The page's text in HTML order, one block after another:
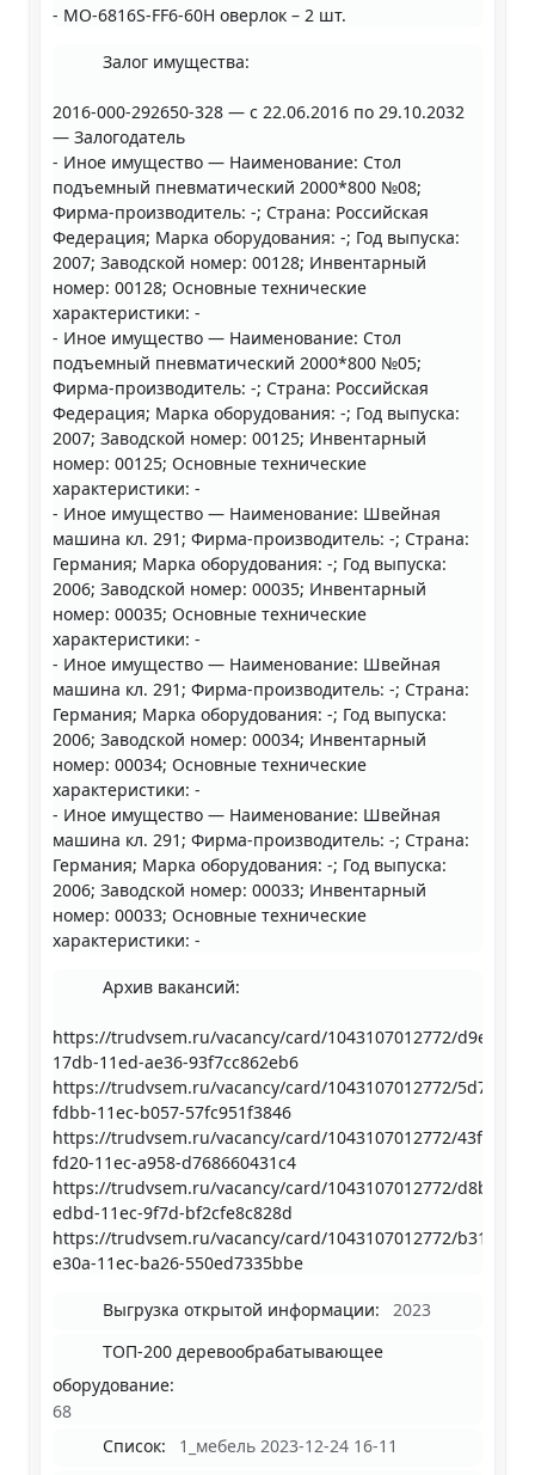
- MO-6816S-FF6-60H оверлок – 2 шт.
Залог имущества:
2016-000-292650-328 — с 22.06.2016 по 29.10.2032
— Залогодатель
- Иное имущество — Наименование: Стол
подъемный пневматический 2000*800 №08;
Фирма-производитель: -; Страна: Российская
Федерация; Марка оборудования: -; Год выпуска:
2007; Заводской номер: 00128; Инвентарный
номер: 00128; Основные технические
характеристики: -
- Иное имущество — Наименование: Стол
подъемный пневматический 2000*800 №05;
Фирма-производитель: -; Страна: Российская
Федерация; Марка оборудования: -; Год выпуска:
2007; Заводской номер: 00125; Инвентарный
номер: 00125; Основные технические
характеристики: -
- Иное имущество — Наименование: Швейная
машина кл. 291; Фирма-производитель: -; Страна:
Германия; Марка оборудования: -; Год выпуска:
2006; Заводской номер: 00035; Инвентарный
номер: 00035; Основные технические
характеристики: -
- Иное имущество — Наименование: Швейная
машина кл. 291; Фирма-производитель: -; Страна:
Германия; Марка оборудования: -; Год выпуска:
2006; Заводской номер: 00034; Инвентарный
номер: 00034; Основные технические
характеристики: -
- Иное имущество — Наименование: Швейная
машина кл. 291; Фирма-производитель: -; Страна:
Германия; Марка оборудования: -; Год выпуска:
2006; Заводской номер: 00033; Инвентарный
номер: 00033; Основные технические
характеристики: -
Архив вакансий:
https://trudvsem.ru/vacancy/card/1043107012772/
17db-11ed-ae36-93f7cc862eb6
https://trudvsem.ru/vacancy/card/1043107012772/
fdbb-11ec-b057-57fc951f3846
https://trudvsem.ru/vacancy/card/1043107012772/43f67995-
fd20-11ec-a958-d768660431c4
https://trudvsem.ru/vacancy/card/1043107012772/
edbd-11ec-9f7d-bf2cfe8c828d
https://trudvsem.ru/vacancy/card/1043107012772/b31f3df5-
e30a-11ec-ba26-550ed7335bbe
Выгрузка открытой информации:
2023
ТОП-200 деревообрабатывающее
оборудование:
68
Список:
1_мебель 2023-12-24 16-11